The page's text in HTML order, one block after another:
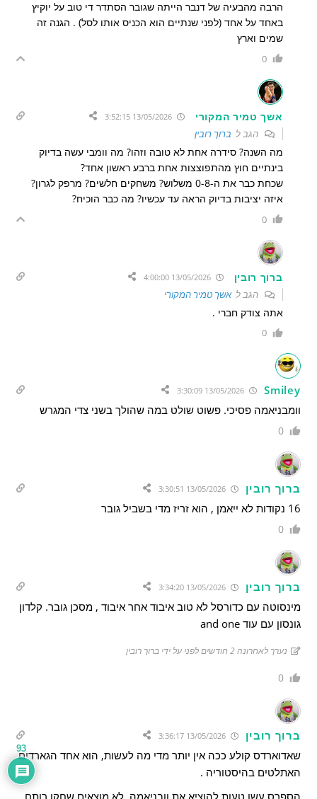
הרבה מהבעיה של דנבר הייתה שגובר הסתדר די טוב על יוקיץ
באחד על אחד (לפני שנתיים הוא הכניס אותו לסל) . הגנה זה
שמים וארץ
0
אשך טמיר המקורי
הגב ל ברוך רובין
מה השנה? סידרה אחת לא טובה וזהו? מה וומבי עשה בדיוק
בינתיים חוץ מהתפוצצות אחת ברבע ראשון אחד?
שכחת כבר את ה-0-8 משלוש? משחקים חלשים? מרפק לגרון?
איזה יציבות בדיוק הראה עד עכשיו? מה כבר הוכיח?
0
ברוך רובין 13/05/2026 4:00:00
הגב לאשך טמיר המקורי
אתה צודק חברי .
0
Smiley
וומבניאמה פסיכי. פשוט שולט במה שהולך בשני צדי המגרש
0
ברוך רובין 13/05/2026 3:30:51
16 נקודות לא ייאמן , הוא זריז מדי בשביל גובר
0
ברוך רובין 13/05/2026 3:34:20
מינסוטה עם כדורסל לא טוב איבוד אחר איבוד , מסכן גובר. קלדון
גונסון עם עוד and one
נערך לאחרונה 2 חודשים לפני על ידי ברוך רובין
0
ברוך רובין 13/05/2026 3:36:17
שאדוארדס קולע ככה אין יותר מדי מה לעשות, הוא אחד הגארדים
האתלטים בהיסטוריה .
93